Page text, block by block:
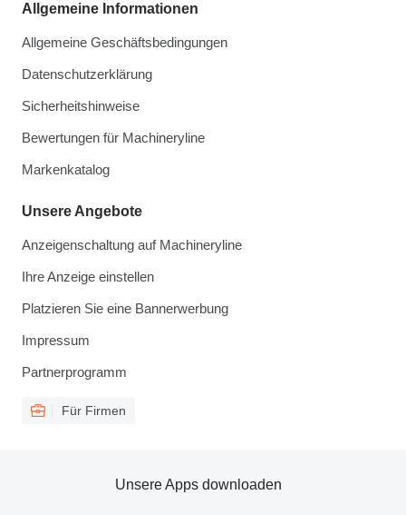
Allgemeine Informationen
Allgemeine Geschäftsbedingungen
Datenschutzerklärung
Sicherheitshinweise
Bewertungen für Machineryline
Markenkatalog
Unsere Angebote
Anzeigenschaltung auf Machineryline
Ihre Anzeige einstellen
Platzieren Sie eine Bannerwerbung
Impressum
Partnerprogramm
Für Firmen
Unsere Apps downloaden